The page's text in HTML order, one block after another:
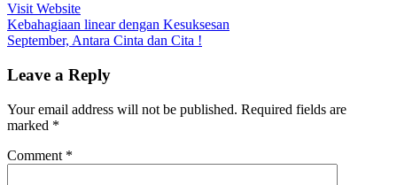
Visit Website
Post
navigation
Kebahagiaan linear dengan Kesuksesan
September, Antara Cinta dan Cita !
Leave a Reply
Your email address will not be published. Required fields are
marked *
Comment *